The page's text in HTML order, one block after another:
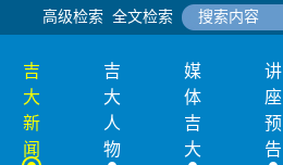
高级检索 全文检索
吉
大
新
闻
吉
大
人
物
媒
体
吉
大
讲
座
预
告